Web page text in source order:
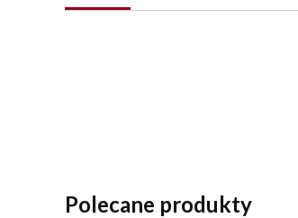
Polecane produkty